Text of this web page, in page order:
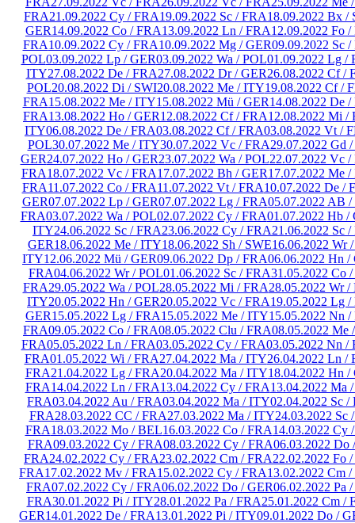
FRA21.09.2022 Cy / FRA19.09.2022 Sc / FRA18.09.2022 Bx /
GER14.09.2022 Co / FRA13.09.2022 Ln / FRA12.09.2022 Fo
FRA10.09.2022 Cy / FRA10.09.2022 Mg / GER09.09.2022 Sc
POL03.09.2022 Lp / GER03.09.2022 Wa / POL01.09.2022 Lg /
ITY27.08.2022 De / FRA27.08.2022 Dr / GER26.08.2022 Cf /
POL20.08.2022 Di / SWI20.08.2022 Me / ITY19.08.2022 Cf /
FRA15.08.2022 Me / ITY15.08.2022 Mü / GER14.08.2022 De
FRA13.08.2022 Ho / GER12.08.2022 Cf / FRA12.08.2022 Mi /
ITY06.08.2022 De / FRA03.08.2022 Cf / FRA03.08.2022 Vt /
POL30.07.2022 Me / ITY30.07.2022 Vc / FRA29.07.2022 Gd
GER24.07.2022 Ho / GER23.07.2022 Wa / POL22.07.2022 Vc
FRA18.07.2022 Vc / FRA17.07.2022 Bh / GER17.07.2022 Me
FRA11.07.2022 Co / FRA11.07.2022 Vt / FRA10.07.2022 De /
GER07.07.2022 Lp / GER07.07.2022 Lg / FRA05.07.2022 AB
FRA03.07.2022 Wa / POL02.07.2022 Cy / FRA01.07.2022 Hb /
ITY24.06.2022 Sc / FRA23.06.2022 Cy / FRA21.06.2022 Sc
GER18.06.2022 Me / ITY18.06.2022 Sh / SWE16.06.2022 Wr
ITY12.06.2022 Mü / GER09.06.2022 Dp / FRA06.06.2022 Hn /
FRA04.06.2022 Wr / POL01.06.2022 Sc / FRA31.05.2022 Co
FRA29.05.2022 Wa / POL28.05.2022 Mi / FRA28.05.2022 Wr /
ITY20.05.2022 Hn / GER20.05.2022 Vc / FRA19.05.2022 Lg
GER15.05.2022 Lg / FRA15.05.2022 Me / ITY15.05.2022 Nn
FRA09.05.2022 Co / FRA08.05.2022 Clu / FRA08.05.2022 Me
FRA05.05.2022 Ln / FRA03.05.2022 Cy / FRA03.05.2022 Nn /
FRA01.05.2022 Wi / FRA27.04.2022 Ma / ITY26.04.2022 Ln /
FRA21.04.2022 Lg / FRA20.04.2022 Ma / ITY18.04.2022 Hn /
FRA14.04.2022 Ln / FRA13.04.2022 Cy / FRA13.04.2022 Ma
FRA03.04.2022 Au / FRA03.04.2022 Ma / ITY02.04.2022 Sc /
FRA28.03.2022 CC / FRA27.03.2022 Ma / ITY24.03.2022 Sc
FRA18.03.2022 Mo / BEL16.03.2022 Co / FRA14.03.2022 Cy
FRA09.03.2022 Cy / FRA08.03.2022 Cy / FRA06.03.2022 Do
FRA24.02.2022 Cy / FRA23.02.2022 Cm / FRA22.02.2022 Fo
FRA17.02.2022 Mv / FRA15.02.2022 Cy / FRA13.02.2022 Cm
FRA07.02.2022 Cy / FRA06.02.2022 Do / GER06.02.2022 Pa
FRA30.01.2022 Pi / ITY28.01.2022 Pa / FRA25.01.2022 Cm /
GER14.01.2022 De / FRA13.01.2022 Pi / ITY09.01.2022 Do /